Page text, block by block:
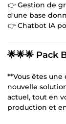
👉 Gestion de
d'une base
👉 Chatbot IA
🌟🌟🌟 Pack
**Vous êtes
nouvelle
actuel, tout en
production et